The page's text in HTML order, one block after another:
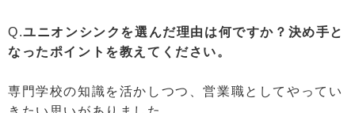
Q.ユニオンシンクを選んだ理由は何ですか？決め手と
なったポイントを教えてください。
専門学校の知識を活かしつつ、営業職としてやってい